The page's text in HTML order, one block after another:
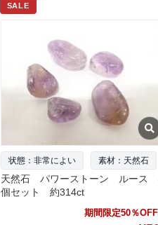
SALE
状態：非常によい 素材：天然石
天然石 パワーストーン ルース
個セット 約314ct
期間限定50％OFF